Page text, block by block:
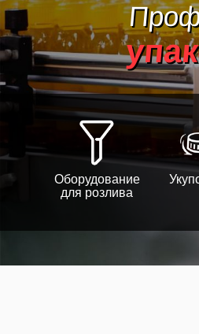
Оборудование
для розлива